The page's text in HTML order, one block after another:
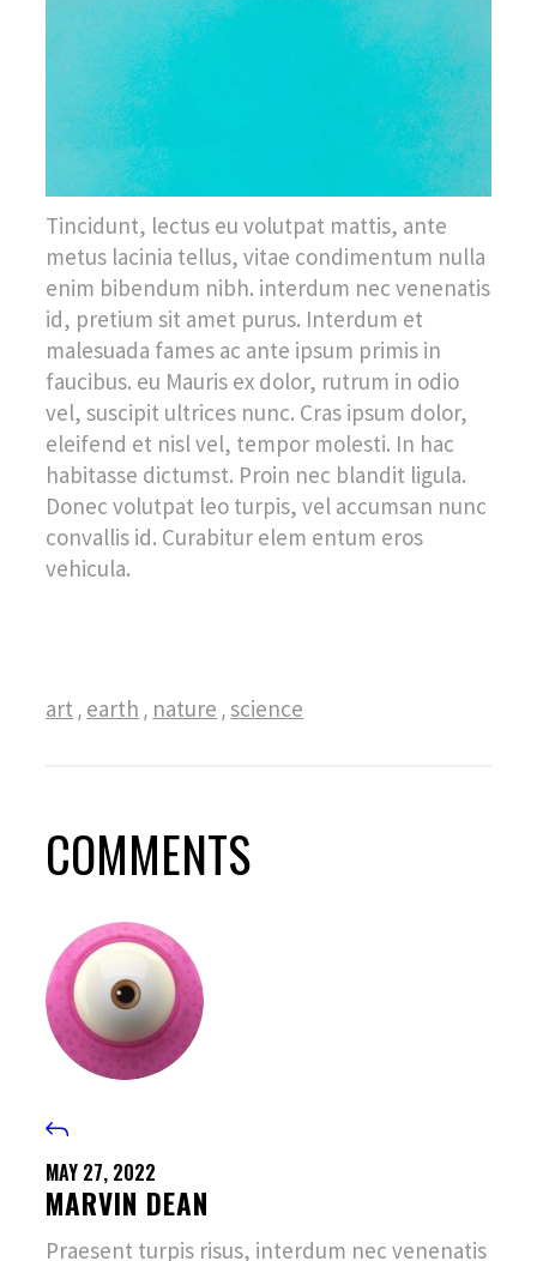
Tincidunt, lectus eu volutpat mattis, ante
metus lacinia tellus, vitae condimentum nulla
enim bibendum nibh. interdum nec venenatis
id, pretium sit amet purus. Interdum et
malesuada fames ac ante ipsum primis in
faucibus. eu Mauris ex dolor, rutrum in odio
vel, suscipit ultrices nunc. Cras ipsum dolor,
eleifend et nisl vel, tempor molesti. In hac
habitasse dictumst. Proin nec blandit ligula.
Donec volutpat leo turpis, vel accumsan nunc
convallis id. Curabitur elem entum eros
vehicula.
art , earth , nature , science
COMMENTS
MAY 27, 2022
MARVIN DEAN
Praesent turpis risus, interdum nec venenatis